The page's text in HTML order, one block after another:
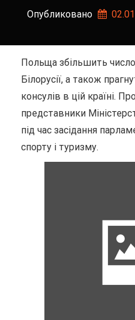
Опубликовано
Польща збільшить
Білорусії, а також
консулів в цій країні.
представники
під час засідання
спорту і туризму.